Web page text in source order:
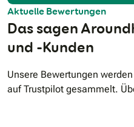
Aktuelle Bewertungen
Das sagen
und -Kunden
Unsere Bewertungen
auf Trustpilot gesammelt.